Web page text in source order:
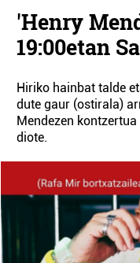
'Henry
19:00etan
Hiriko hainbat talde
dute gaur (ostirala)
Mendezen
diote.